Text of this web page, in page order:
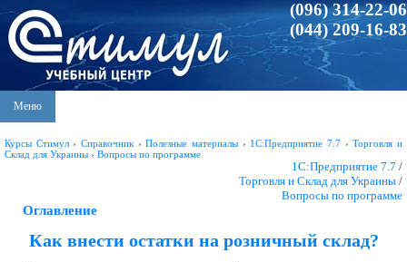
(096) 314-22-06
(044) 209-16-83
Меню
Курсы Стимул›Справочник ›Полезные материалы › 1С:Предприятие 7.7 ›Торговля и
Склад для Украины › Вопросы по программе
1С:Предприятие 7.7 /
Торговля и Склад для Украины /
Вопросы по программе
Оглавление
Как внести остатки на розничный склад?